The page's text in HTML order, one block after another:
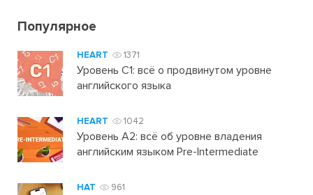
Популярное
HEART 1371
Уровень C1: всё о продвинутом уровне
английского языка
HEART 1042
Уровень А2: всё об уровне владения
английским языком Pre-Intermediate
HAT 961